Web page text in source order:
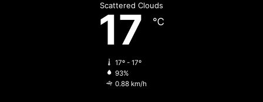
Scattered Clouds
17 ℃
17º - 17º
93%
0.88 km/h